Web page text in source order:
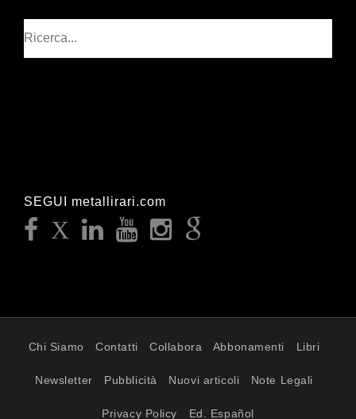
SEGUI metallirari.com
Chi Siamo Contatti Collabora Abbonamenti Libri
Newsletter Pubblicità Nuovi articoli Note Legali
Privacy Policy Ed. Español